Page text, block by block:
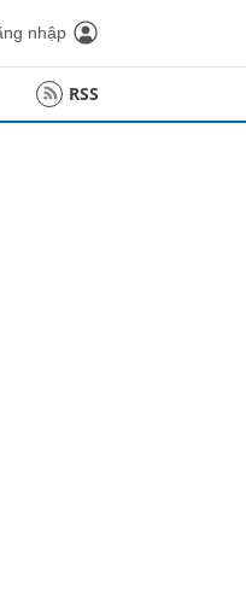
nhập
RSS